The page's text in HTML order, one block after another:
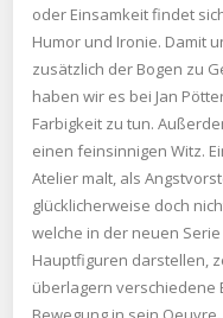
oder Einsamkeit findet
Humor und Ironie. Damit
zusätzlich der Bogen zu
haben wir es bei Jan
Farbigkeit zu tun.
einen feinsinnigen Witz.
Atelier malt, als
glücklicherweise doch
welche in der neuen
Hauptfiguren darstellen,
überlagern verschiedene